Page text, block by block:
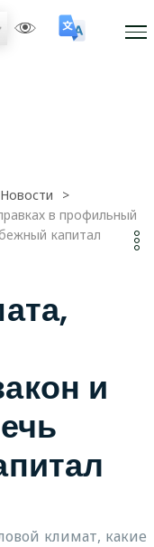
Новости
в профильный
капитал
и
климат, какие